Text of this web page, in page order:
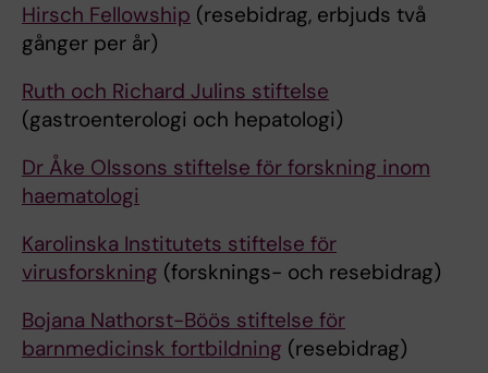
Hirsch Fellowship (resebidrag, erbjuds två
gånger per år)
Ruth och Richard Julins stiftelse
(gastroenterologi och hepatologi)
Dr Åke Olssons stiftelse för forskning inom
haematologi
Karolinska Institutets stiftelse för
virusforskning (forsknings- och resebidrag)
Bojana Nathorst-Böös stiftelse för
barnmedicinsk fortbildning (resebidrag)